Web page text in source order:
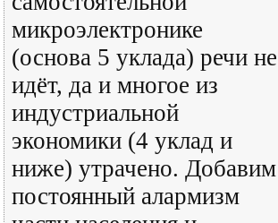
микроэлектронике
(основа 5 уклада) речи не
идёт, да и многое из
индустриальной
экономики (4 уклад и
ниже) утрачено. Добавим
постоянный алармизм